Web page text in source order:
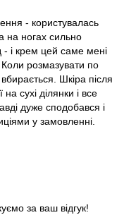
- користувалась
на ногах сильно
- і крем цей саме мені
розмазувати по
Шкіра після
сухі ділянки і все
дуже сподобався і
у замовленні.
за ваш відгук!